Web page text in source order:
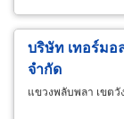
บริษัท เทอร์มอ
จำกัด
แขวงพลับพลา เขตวั